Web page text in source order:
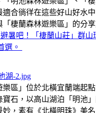
合徜徉在這些好山好水中
「棲蘭森林遊樂區」的分享
暑吧！「棲蘭山莊」群山
選。
區」位於北橫宜蘭端起
寶石，以高山湖泊「明池
妙，素有《北橫明珠》美